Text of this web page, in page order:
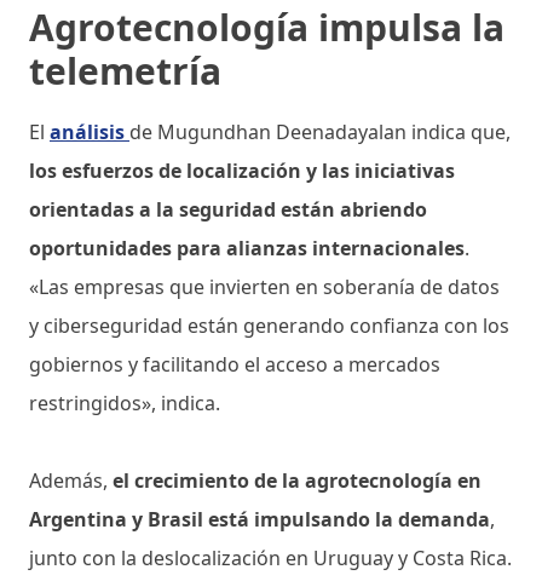
Agrotecnología impulsa la
telemetría
El análisis de Mugundhan Deenadayalan indica que,
los esfuerzos de localización y las iniciativas
orientadas a la seguridad están abriendo
oportunidades para alianzas internacionales.
«Las empresas que invierten en soberanía de datos
y ciberseguridad están generando confianza con los
gobiernos y facilitando el acceso a mercados
restringidos», indica.
Además, el crecimiento de la agrotecnología en
Argentina y Brasil está impulsando la demanda,
junto con la deslocalización en Uruguay y Costa Rica.